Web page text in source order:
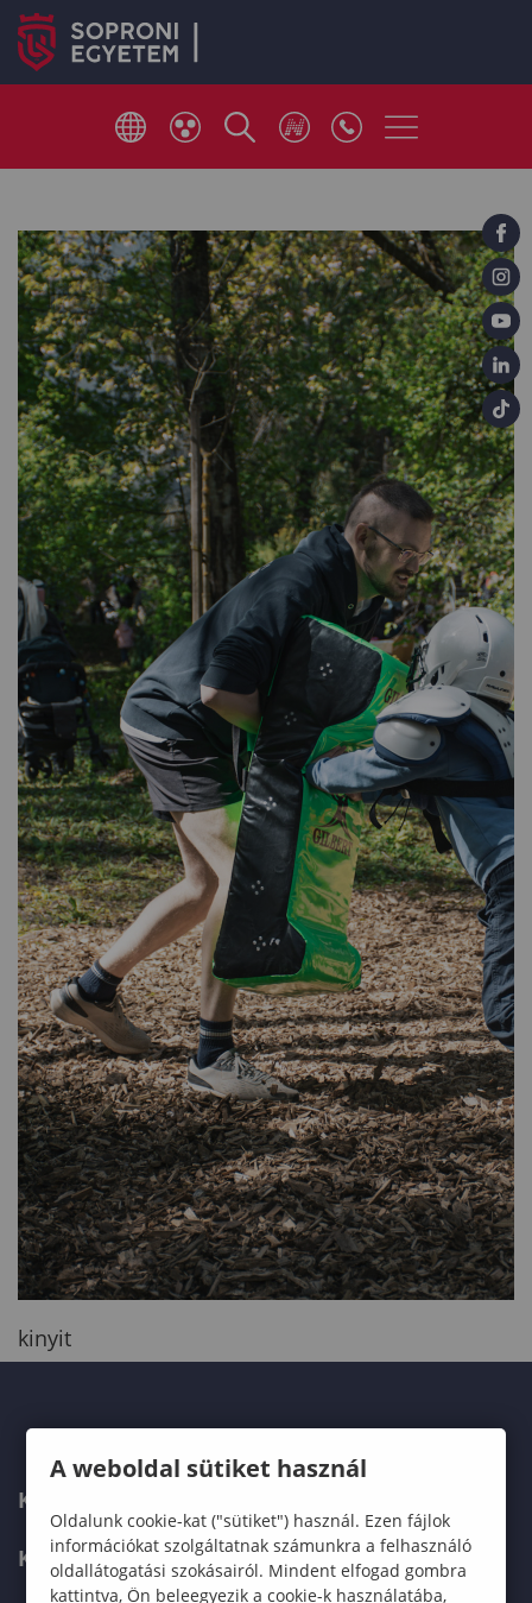
kinyit
KAPCSOLAT
KÉPZÉSKERESŐ
A weboldal sütiket használ
Oldalunk cookie-kat ("sütiket") használ. Ezen fájlok
információkat szolgáltatnak számunkra a felhasználó
oldallátogatási szokásairól. Mindent elfogad gombra
kattintva, Ön beleegyezik a cookie-k használatába,